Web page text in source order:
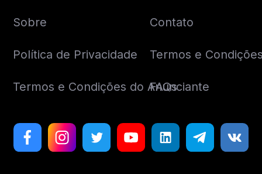
Sobre Contato
Política de Privacidade Termos e
Termos e Condições do Anunciante
FAQs